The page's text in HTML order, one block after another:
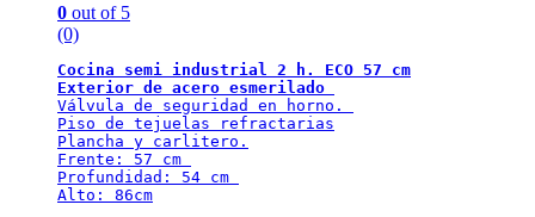
0 out of 5
(0)
Cocina semi industrial 2 h. ECO 57 cm
Exterior de acero esmerilado
Válvula de seguridad en horno.
Piso de tejuelas refractarias
Plancha y carlitero.
Frente: 57 cm
Profundidad: 54 cm
Alto: 86cm